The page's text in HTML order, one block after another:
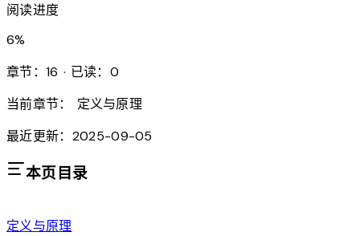
阅读进度
6%
章节：16 · 已读：0
当前章节：
定义与原理
最近更新：2025-09-05
本页目录
定义与原理